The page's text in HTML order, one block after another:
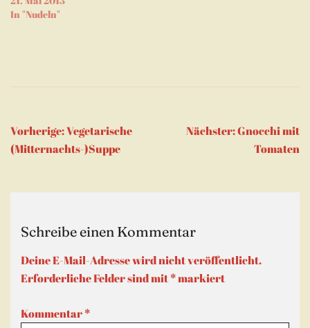
In "Nudeln"
Beitragsnavigation
Vorherige:Vegetarische
(Mitternachts-)Suppe
Nächster:Gnocchi mit
Tomaten
Schreibe einen Kommentar
Deine E-Mail-Adresse wird nicht veröffentlicht.
Erforderliche Felder sind mit*markiert
Kommentar*